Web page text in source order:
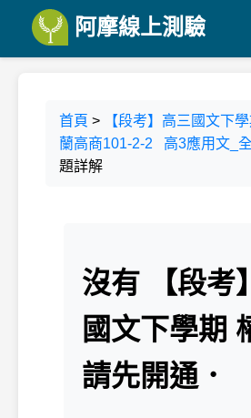
阿摩線上測驗
首頁 > 【段考】高三國文下學
蘭高商101-2-2 高3應用文_
題詳解
沒有 【段考
國文下學期
請先開通．